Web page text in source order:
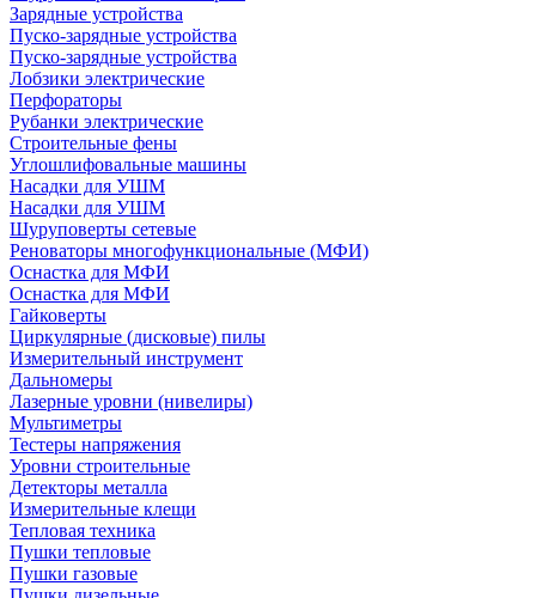
Зарядные устройства
Пуско-зарядные устройства
Пуско-зарядные устройства
Лобзики электрические
Перфораторы
Рубанки электрические
Строительные фены
Углошлифовальные машины
Насадки для УШМ
Насадки для УШМ
Шуруповерты сетевые
Реноваторы многофункциональные (МФИ)
Оснастка для МФИ
Оснастка для МФИ
Гайковерты
Циркулярные (дисковые) пилы
Измерительный инструмент
Дальномеры
Лазерные уровни (нивелиры)
Мультиметры
Тестеры напряжения
Уровни строительные
Детекторы металла
Измерительные клещи
Тепловая техника
Пушки тепловые
Пушки газовые